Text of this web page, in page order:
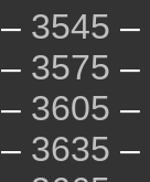
– 3545 –
– 3575 –
– 3605 –
– 3635 –